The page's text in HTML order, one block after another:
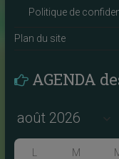
Politique de
Plan du site
AGENDA
M